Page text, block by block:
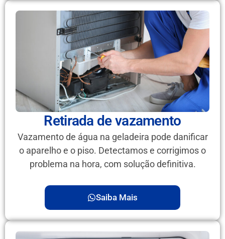
Retirada de vazamento
Vazamento de água na geladeira pode danificar
o aparelho e o piso. Detectamos e corrigimos o
problema na hora, com solução definitiva.
Saiba Mais